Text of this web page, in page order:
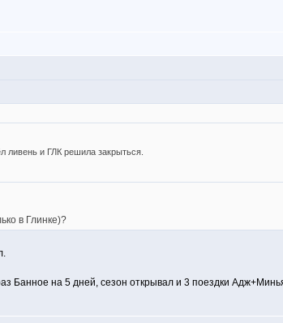
ливень и ГЛК решила закрыться.
в Глинке)?
Банное на 5 дней, сезон открывал и 3 поездки